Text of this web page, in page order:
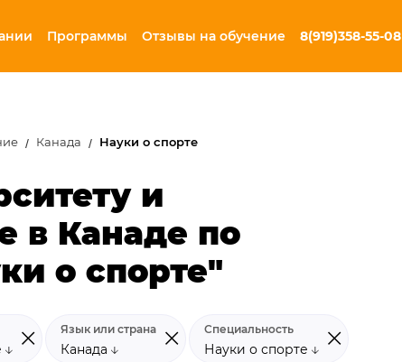
Программы Отзывы на обучение 8(919)358-55-08
Канада Науки о спорте
и
в Канаде по
о спорте"
Язык или страна
Канада
Специальность
Науки о спорте